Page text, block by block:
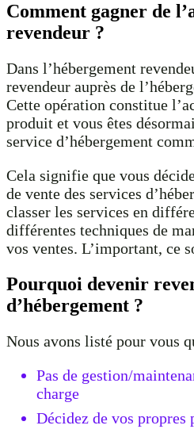
Comment gagner de
revendeur ?
Dans l’hébergement
revendeur auprès de
Cette opération constitue
produit et vous êtes
service d’hébergement
Cela signifie que vous
de vente des services
classer les services en
différentes techniques de
vos ventes. L’important, ce
Pourquoi devenir
d’hébergement ?
Nous avons listé pour vous
Pas de gestion/
charge
Décidez de vos propres